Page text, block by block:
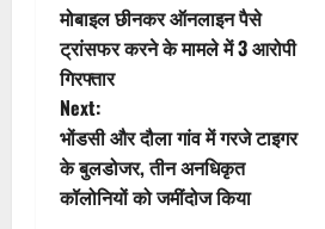
o
s
t
n
मोबाइल छीनकर ऑनलाइन पैसे
ट्रांसफर करने के मामले में 3 आरोपी
गिरफ्तार
Next:
भोंडसी और दौला गांव में गरजे टाइगर
के बुलडोजर, तीन अनधिकृत
कॉलोनियों को जमींदोज किया